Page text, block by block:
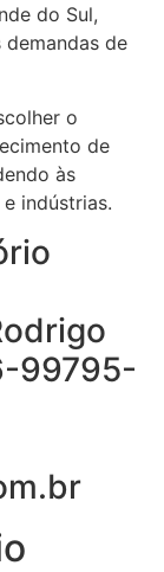
do Sul,
de
o
de
às
indústrias.
99795-